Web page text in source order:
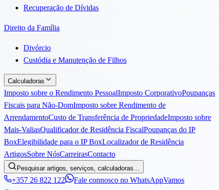
Recuperação de Dívidas
Direito da Família
Divórcio
Custódia e Manutenção de Filhos
Calculadoras
Imposto sobre o Rendimento PessoalImposto CorporativoPoupanças
Fiscais para Não-DomImposto sobre Rendimento de
ArrendamentoCusto de Transferência de PropriedadeImposto sobre
Mais-ValiasQualificador de Residência FiscalPoupanças do IP
BoxElegibilidade para o IP BoxLocalizador de Residência
ArtigosSobre NósCarreirasContacto
Pesquisar artigos, serviços, calculadoras…
+357 26 822 122 Fale connosco no WhatsAppVamos